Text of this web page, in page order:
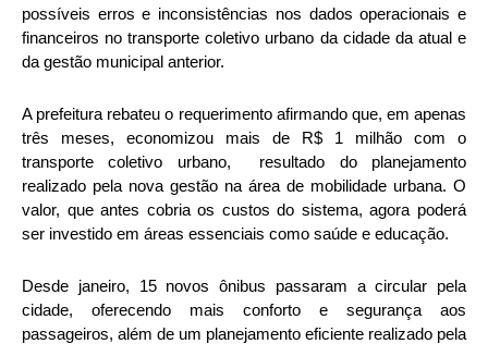
possíveis erros e inconsistências nos dados operacionais e
financeiros no transporte coletivo urbano da cidade da atual e
da gestão municipal anterior.
A prefeitura rebateu o requerimento afirmando que, em apenas
três meses, economizou mais de R$ 1 milhão com o
transporte coletivo urbano, resultado do planejamento
realizado pela nova gestão na área de mobilidade urbana. O
valor, que antes cobria os custos do sistema, agora poderá
ser investido em áreas essenciais como saúde e educação.
Desde janeiro, 15 novos ônibus passaram a circular pela
cidade, oferecendo mais conforto e segurança aos
passageiros, além de um planejamento eficiente realizado pela